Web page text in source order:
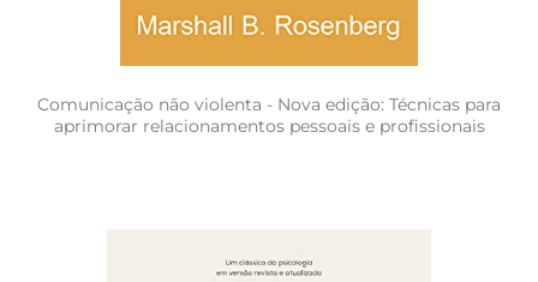
Comunicação não violenta - Nova edição: Técnicas para
aprimorar relacionamentos pessoais e profissionais